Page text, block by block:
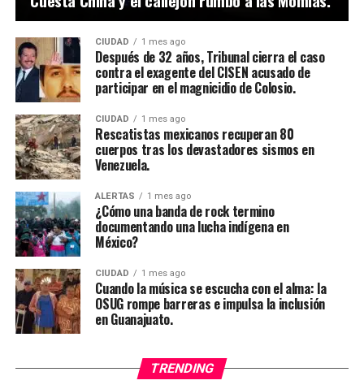
CIUDAD 1 mes ago
Después de 32 años, Tribunal cierra el caso
contra el exagente del CISEN acusado de
participar en el magnicidio de Colosio.
CIUDAD 1 mes ago
Rescatistas mexicanos recuperan 80
cuerpos tras los devastadores sismos en
Venezuela.
ALERTAS 1 mes ago
¿Cómo una banda de rock termino
documentando una lucha indígena en
México?
CIUDAD 1 mes ago
Cuando la música se escucha con el alma: la
OSUG rompe barreras e impulsa la inclusión
en Guanajuato.
TRENDING